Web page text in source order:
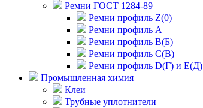
Ремни ГОСТ 1284-89
Ремни профиль Z(0)
Ремни профиль А
Ремни профиль В(Б)
Ремни профиль С(В)
Ремни профиль D(Г) и E(Д)
Промышленная химия
Клеи
Трубные уплотнители